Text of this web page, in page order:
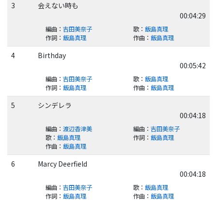
3
会えない時も
00:04:29
編曲： 吉田美奈子 歌： 飯島真理
作詞： 飯島真理 作曲： 飯島真理
4
Birthday
00:05:42
編曲： 吉田美奈子 歌： 飯島真理
作詞： 飯島真理 作曲： 飯島真理
5
シンデレラ
00:04:18
編曲： 渡辺香津美 編曲： 吉田美奈子
歌： 飯島真理 作詞： 飯島真理
作曲： 飯島真理
6
Marcy Deerfield
00:04:18
編曲： 吉田美奈子 歌： 飯島真理
作詞： 飯島真理 作曲： 飯島真理